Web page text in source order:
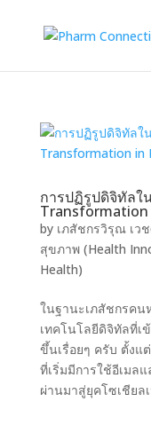
การปฏิรูปดิจิทัลใ
Transformation
by เภสัชกรวิรุณ เว
สุขภาพ (Health
Health)
ในฐานะเภสัชกรคน
เทคโนโลยีดิจิทัลที่
ขึ้นเรื่อยๆ ครับ ตั้งแ
ที่เริ่มมีการใช้อีเมล
ผ่านมาสู่ยุคโซเชียล